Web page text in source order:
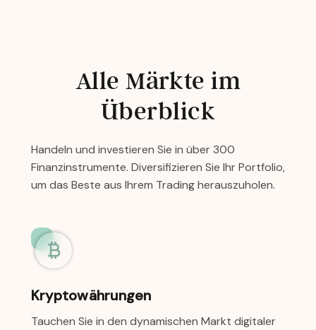
Alle Märkte im
Überblick
Handeln und investieren Sie in über 300
Finanzinstrumente. Diversifizieren Sie Ihr Portfolio,
um das Beste aus Ihrem Trading herauszuholen.
Kryptowährungen
Tauchen Sie in den dynamischen Markt digitaler